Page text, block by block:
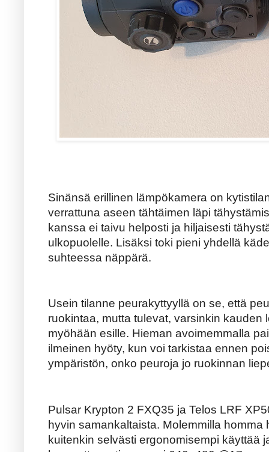
Sinänsä erillinen lämpökamera on
verrattuna aseen tähtäimen läpi
kanssa ei taivu helposti ja hiljaisesti
ulkopuolelle. Lisäksi toki pieni yhdellä
suhteessa näppärä.
Usein tilanne peurakyttyyllä on se, että
ruokintaa, mutta tulevat, varsinkin kauden
myöhään esille. Hieman avoimemmalla
ilmeinen hyöty, kun voi tarkistaa ennen
ympäristön, onko peuroja jo ruokinnan
Pulsar Krypton 2 FXQ35 ja Telos LRF
hyvin samankaltaista. Molemmilla homma
kuitenkin selvästi ergonomisempi käyttää